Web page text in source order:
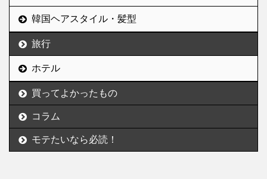
韓国ヘアスタイル・髪型
旅行
ホテル
買ってよかったもの
コラム
モテたいなら必読！